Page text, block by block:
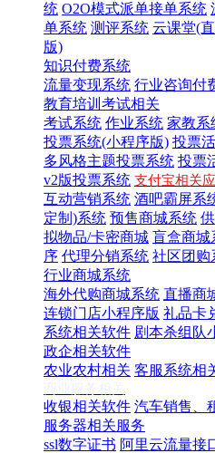
统 O2O模式派单接单系统
单系统 测评系统 云课堂(
版)
知识付费系统
流量变现系统 行业咨询付
教育培训考试相关
考试系统 作业系统 家教系
投票系统(小程序版) 投票
多风格主题投票系统 投票
v2版投票系统 支付宝相关
互动营销系统 酒吧霸屏系
定制)系统 预售商城系统
拟物品/卡密商城 盲盒商城
序 代理分销系统 社区团购
行业商城系统
海外代购商城系统 直播商
连锁门店小程序版 礼品卡
系统相关软件 剧本杀组队
政企相关软件
农业农村相关 客服系统相
收银相关软件 汽车销售、
服务器相关服务
ssl数字证书 阿里云流量接